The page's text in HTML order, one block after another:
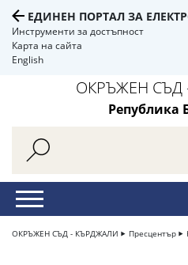
ЕДИНЕН ПОРТАЛ ЗА
Инструменти за достъпност
Карта на сайта
English
ОКРЪЖЕН СЪД
Република
ОКРЪЖЕН СЪД - КЪРДЖАЛИ Пресцентър